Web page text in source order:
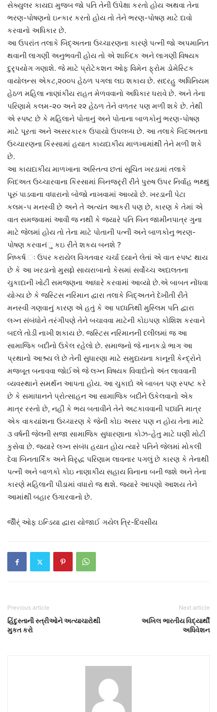
સેક્યુલર કાયદા મુજબ જો પતિ તેની ઉપેક્ષા કરતો હોય અથવા તેના
ભરણ-પોષણનો ઇન્કાર કરતો હોય તો તેને ભરણ-પોષણ માટે દાવો
કરવાનો અધિકાર છે.
આ ઉપરાંત તલાકે બિદ્અતના ઉચ્ચારણના કારણે પત્ની જો અપમાનિત
થવાની લાગણી અનુભવતી હોય તો એ શાબ્દિક અને લાગણી વિષયક
દુરૃપયોગ ગણાશે. જે માટે પ્રોટેકશન ઓફ વિમેન ફ્રોમ ડોમેસ્ટિક
વાયોલન્સ એકટ,૨૦૦૫ હેઠળ પગલા લઇ શકાય છે. સદરહુ અધિનિયમ
હેઠળ મહિલા નાણાંકીય રાહત મેળવવાનો અધિકાર ધરાવે છે. અને તેના
પરિણામે કલમ-૨૦ અને ૨૨ હેઠળ તેને વળતર પણ મળી શકે છે. તેથી
એ સ્પષ્ટ છે કે મહિલાને પોતાનું અને પોતાના બાળકોનું ભરણ-પોષણ
માટે પૂરતા અને અસરકારક ઉપાયો ઉપલબ્ધ છે. આ તલાકે બિદઅતના
ઉચ્ચારણના કિસ્સામાં હયાત કાયદાકીય માળખામાંથી તેને મળી શકે
છે.
આ કાયદાકીય માળખાના અસ્તિત્વ છતાં સૂચિત ખરડામાં તલાકે
બિદઅત ઉચ્ચારવાના કિસ્સામાં બિનજરૃરી રીતે પુરુષ ઉપર નિર્વાહ ભથ્થું
પૂરું પાડવાના વધારાનો બોજો નાખવામાં આવ્યો છે. ખરડાની પેટા
કલમ-૫ મનસ્વી છે અને તે અત્યંત આકરી પણ છે, કારણ કે તેમાં એ
વાત સમજવામાં આવી જ નથી કે જ્યારે પતિ બિન જામીનપાત્ર ગુના
માટે જેલમાં હોય તો તેના માટે પોતાની પત્ની અને બાળકોનુ ભરણ-
પોષણ કરવાનંુ કઇ રીતે શકય બનશે ?
નિષ્કર્ષ ઃ ઉપર કરાયેલ વિગતવાર ચર્ચા ધ્યાને લેતાં એ વાત સ્પષ્ટ થાય
છે કે આ ખરડાનો મુસદ્દો સાયરાબાનો કેસમાં સર્વોચ્ચ અદાલતના
ચુકાદાની ખોટી સમજણના આધારે કરવામાં આવ્યો છે.એ બાબત નોંધવા
યોગ્ય છે કે જસ્ટિસ નરિમાન દ્વારા તલાકે બિદ્અતને દેખીતી રીતે
મનસ્વી ગણવાનું કારણ એ હતું કે આ પધ્ધતિથી મુસ્લિમ પતિ દ્વારા
લગ્ન સંબંધોને તરંગીપણે તેને બચાવવા માટેની કોઇપણ કોશિશ કરવાને
બદલે તોડી નાખી શકાય છે. જસ્ટિસ નરિમાનની દલીલમાં જ આ
સામાજિક બદીનો ઉકેલ રહેલો છે. સમાજનો જે નાનકડો ભાગ આ
પ્રથાનો આશ્ર્ય લે છે તેની સુધારણા માટે સમુદાયના કાનૂની કેન્દ્રોને
મજબૂત બનાવવા જોઈએ જે લગ્ન વિષયક વિવાદોનો અંત લાવવાની
વ્યવસ્થાને સમર્થન આપતા હોય. આ ચુકાદો એ બાબત પણ સ્પષ્ટ કરે
છે કે સમાધાનને પ્રોત્સાહન આ સામાજિક બદીને ઉકેલવાનો એક
માત્ર રસ્તો છે, નહીં કે ભય બતાવીને તેને અટકાવવાની પધ્ધતિ માત્ર
એક વાકયાંશના ઉચ્ચારણ કે જેની કોઇ અસર પણ ન હોય તેના માટે
૩ વર્ષની જેલની સજા સામાજિક સુધારણાના કોઝ-હેતુ માટે ઘણી મોટી
કુસેવા છે. જ્યારે લગ્ન સંબંધ હયાત હોય ત્યારે પતિને જેલમાં મોકલી
દેવા બિનતાર્કિક અને વિરૃદ્ધ પરિણામ લાવનાર પગલું છે કારણ કે તેનાથી
પત્ની અને બાળકો કોઇ નાણાકીય સહાય વિનાના બની જશે અને તેના
કારણે મહિલાની પીડામાં વધારો જ થશે. જ્યારે આપણો આશય તેને
આમાંથી બહાર ઉગારવાનો છે.
જીૈંર્ં ઓફ ઇન્ડિયા દ્વારા યોજાઈ ગયેલ ત્રિ-દિવસીય
Previous article
હિંદુસ્તાની સ્ત્રીઓને અત્યાચારોથી
મુકત કરો
Next article
અખિલ ભારતીય વિદ્યાર્થી
અધિવેશન